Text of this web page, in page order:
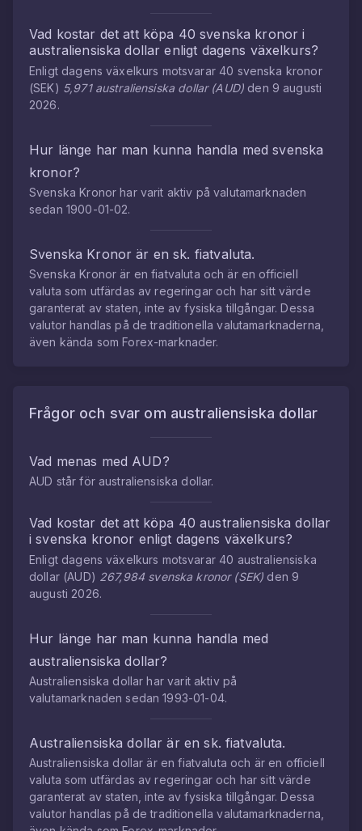
Vad kostar det att köpa 40svenska kronor i
australiensiska dollar enligt dagens växelkurs?
Enligt dagens växelkurs motsvarar40 svenska kronor
(SEK) 5,971 australiensiska dollar(AUD) den 9 augusti
2026.
Hur länge har man kunna handla medsvenska
kronor?
Svenska Kronor har varit aktiv på valutamarknaden
sedan 1900-01-02.
Svenska Kronor är en sk. fiatvaluta.
Svenska Kronor är en fiatvaluta och är en officiell
valuta som utfärdas av regeringar och har sitt värde
garanterat av staten, inte av fysiska tillgångar. Dessa
valutor handlas på de traditionella valutamarknaderna,
även kända som Forex-marknader.
Frågor och svar om australiensiska dollar
Vad menas med AUD?
AUD står för australiensiska dollar.
Vad kostar det att köpa 40australiensiska dollar
isvenska kronor enligt dagens växelkurs?
Enligt dagens växelkurs motsvarar40 australiensiska
dollar(AUD) 267,984 svenska kronor(SEK) den 9
augusti 2026.
Hur länge har man kunna handla med
australiensiska dollar?
Australiensiska dollar har varit aktiv på
valutamarknaden sedan1993-01-04.
Australiensiska dollar är en sk. fiatvaluta.
Australiensiska dollar är en fiatvaluta och är en officiell
valuta som utfärdas av regeringar och har sitt värde
garanterat av staten, inte av fysiska tillgångar. Dessa
valutor handlas på de traditionella valutamarknaderna,